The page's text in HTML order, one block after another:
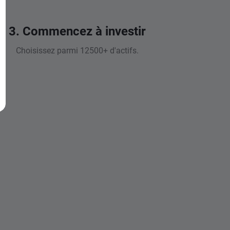
3. Commencez à investir
Choisissez parmi 12500+ d'actifs.